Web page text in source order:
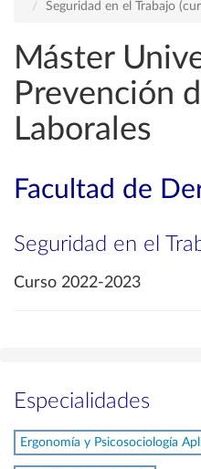
Seguridad en el Trabajo
Máster
Prevención
Laborales
Facultad de
Seguridad en el
Curso 2022-2023
Especialidades
Ergonomía y Psicosociología